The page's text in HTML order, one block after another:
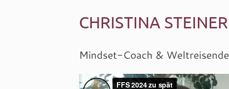
CHRISTINA STEINER
Mindset-Coach & Weltreisende